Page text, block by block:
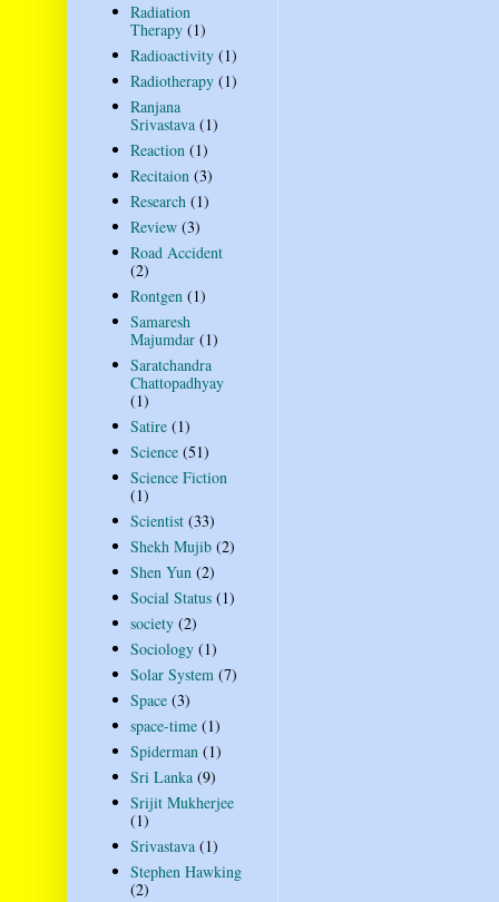
Radiation
Therapy (1)
Radioactivity (1)
Radiotherapy (1)
Ranjana
Srivastava (1)
Reaction (1)
Recitaion (3)
Research (1)
Review (3)
Road Accident
(2)
Rontgen (1)
Samaresh
Majumdar (1)
Saratchandra
Chattopadhyay
(1)
Satire (1)
Science (51)
Science Fiction
(1)
Scientist (33)
Shekh Mujib (2)
Shen Yun (2)
Social Status (1)
society (2)
Sociology (1)
Solar System (7)
Space (3)
space-time (1)
Spiderman (1)
Sri Lanka (9)
Srijit Mukherjee
(1)
Srivastava (1)
Stephen Hawking
(2)